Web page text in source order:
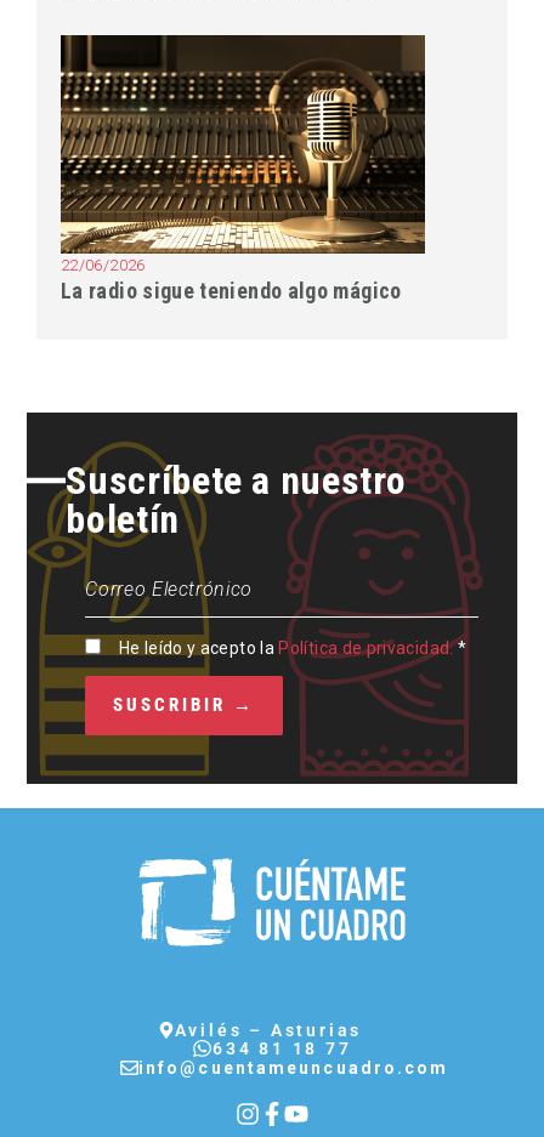
22/06/2026
La radio sigue teniendo algo mágico
Suscríbete a nuestro
boletín
He leído y acepto laPolítica de privacidad. *
Avilés – Asturias
634 81 18 77
info@cuentameuncuadro.com